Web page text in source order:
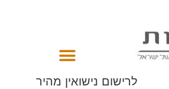
לרישום נישואין מהיר